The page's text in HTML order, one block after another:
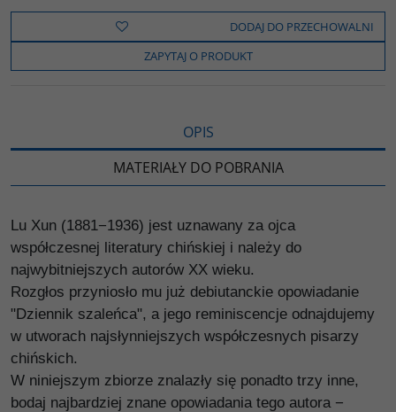
e
o
k
t
t
e
o
y
i
n
k
z
e
l
s
DODAJ DO PRZECHOWALNI
ZAPYTAJ O PRODUKT
OPIS
MATERIAŁY DO POBRANIA
Lu Xun (1881−1936) jest uznawany za ojca
współczesnej literatury chińskiej i należy do
najwybitniejszych autorów XX wieku.
Rozgłos przyniosło mu już debiutanckie opowiadanie
"Dziennik szaleńca", a jego reminiscencje odnajdujemy
w utworach najsłynniejszych współczesnych pisarzy
chińskich.
W niniejszym zbiorze znalazły się ponadto trzy inne,
bodaj najbardziej znane opowiadania tego autora −